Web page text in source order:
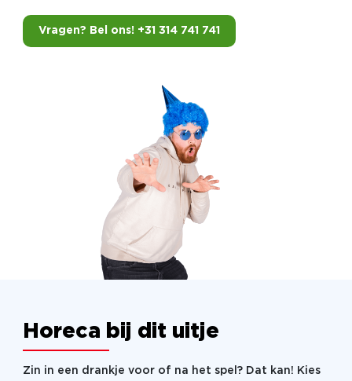
Vragen? Bel ons! +31 314 741 741
Horeca bij dit uitje
Zin in een drankje voor of na het spel? Dat kan! Kies